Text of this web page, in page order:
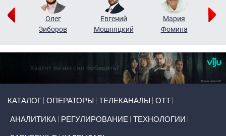
Олег
Зиборов
Евгений
Мошняцкий
Мария
Фомина
КАТАЛОГ ОПЕРАТОРЫ ТЕЛЕКАНАЛЫ ОТТ
АНАЛИТИКА РЕГУЛИРОВАНИЕ ТЕХНОЛОГИИ